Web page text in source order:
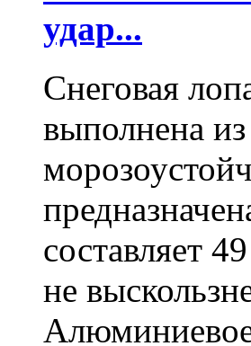
удар...
Снеговая
выполнена
составляет
не